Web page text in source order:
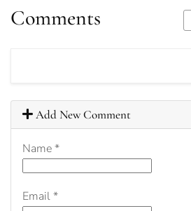
Comments
Add New Comment
Name*
Email*